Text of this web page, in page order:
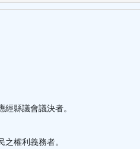
縣議會議決者。
權利義務者。